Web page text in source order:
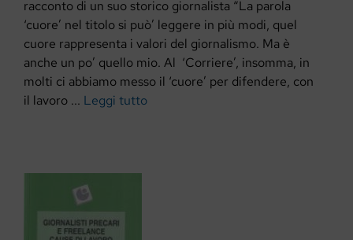
racconto di un suo storico giornalista “La parola
‘cuore’ nel titolo si può’ leggere in più modi, quel
cuore rappresenta i valori del giornalismo. Ma è
anche un po’ quello mio. Al ‘Corriere’, insomma, in
molti ci abbiamo messo il ‘cuore’ per difendere, con
il lavoro ... Leggi tutto